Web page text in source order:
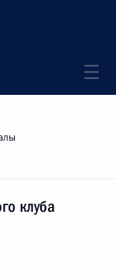
клуба